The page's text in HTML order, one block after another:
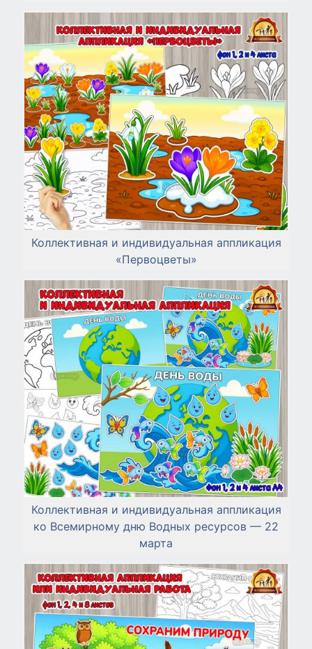
Коллективная и индивидуальная аппликация
«Первоцветы»
Коллективная и индивидуальная аппликация
ко Всемирному дню Водных ресурсов — 22
марта